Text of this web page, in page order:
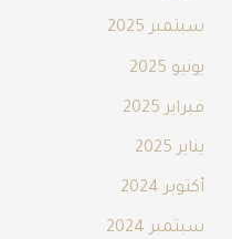
سبتمبر 2025
يونيو 2025
فبراير 2025
يناير 2025
أكتوبر 2024
سبتمبر 2024